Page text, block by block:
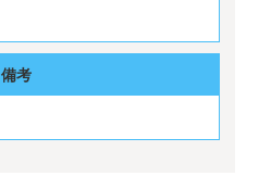
備考